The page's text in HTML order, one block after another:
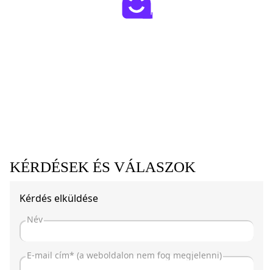
KÉRDÉSEK ÉS VÁLASZOK
Kérdés elküldése